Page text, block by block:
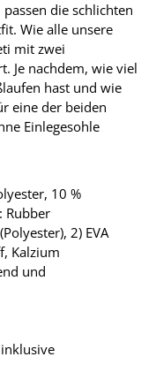
die schlichten
Wie alle unsere
mit zwei
Je nachdem, wie viel
hast und wie
eine der beiden
Einlegesohle
10 %
Rubber
2) EVA
Kalzium
und